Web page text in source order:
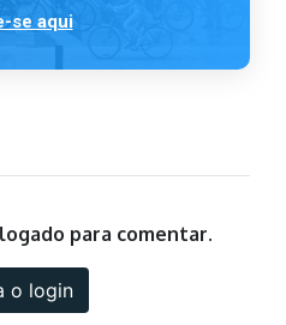
se aqui
para comentar.
o login